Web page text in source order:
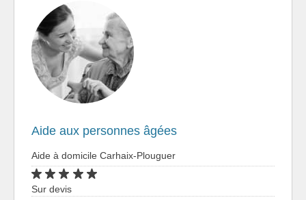
Aide aux personnes âgées
Aide à domicile Carhaix-Plouguer
Sur devis